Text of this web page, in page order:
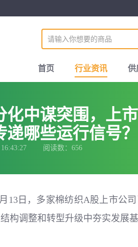
首页 行业资讯 供
化中谋突围，上市
哪些运行信号？
16:43:27 阅读数：656
13日，多家棉纺织A股上市公
构调整和转型升级中夯实发展